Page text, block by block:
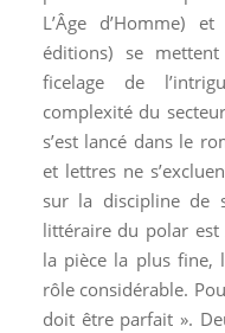
L’Âge d’Homme)
et
éditions) se
ficelage de
complexité du
s’est lancé dans le
et lettres ne
sur la discipline de
littéraire du polar est
la pièce la plus fine,
rôle considérable.
doit être parfait ».